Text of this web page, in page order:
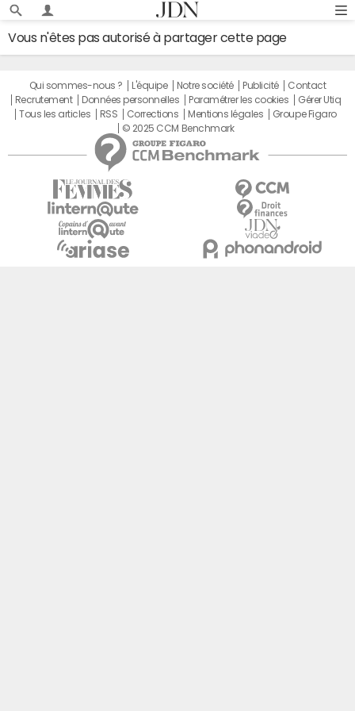
Vous n'êtes pas autorisé à partager cette page
Qui sommes-nous ? L'équipe Notre société Publicité
Contact
Recrutement
Données personnelles Paramétrer les cookies
Gérer Utiq
Tous les articles
RSS Corrections Mentions légales
Groupe Figaro
© 2025 CCM Benchmark